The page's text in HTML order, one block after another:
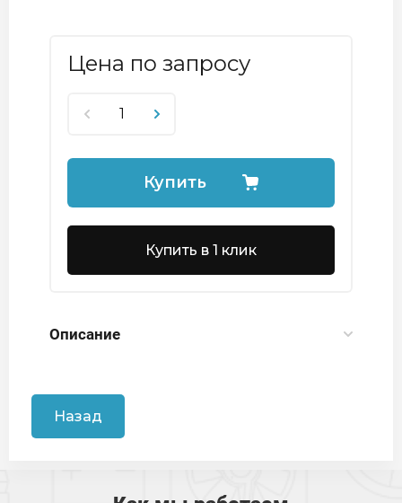
Цена по запросу
Купить
Купить в 1 клик
Описание
Назад